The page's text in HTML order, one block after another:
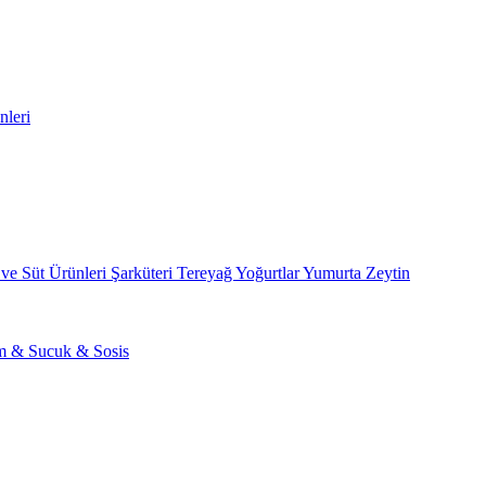
Süt Ürünleri Şarküteri TereyağYoğurtlarYumurta Zeytin
& Sucuk & Sosis